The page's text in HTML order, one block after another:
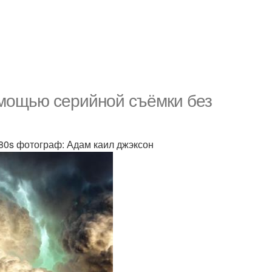
серийной съёмки без
фотограф: Адам каил джэксон